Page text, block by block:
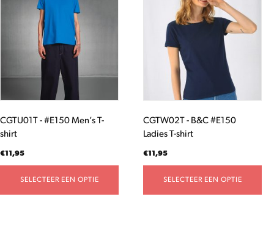
CGTU01T - #E150 Men’s T-
shirt
€11,95
SELECTEER EEN OPTIE
op
de
productpagina
CGTW02T - B&C #E150
Ladies T-shirt
€11,95
SELECTEER EEN OPTIE
meerdere
variaties.
gekozen
op
de
productpagina